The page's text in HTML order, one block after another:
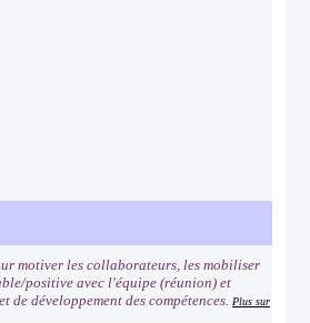
motiver les collaborateurs, les mobiliser
positive avec l'équipe (réunion) et
développement des compétences. Plus sur